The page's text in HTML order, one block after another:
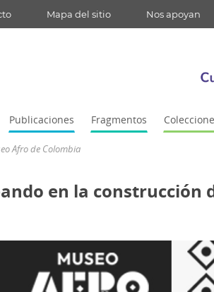
Mapa del sitio Nos apoyan
Publicaciones Fragmentos
Afro de Colombia
en la construcción